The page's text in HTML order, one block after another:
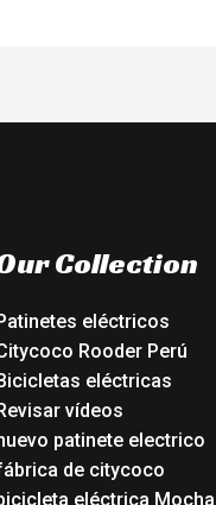
Collection
eléctricos
Rooder Perú
eléctricas
vídeos
patinete electrico
de citycoco
eléctrica Mocha